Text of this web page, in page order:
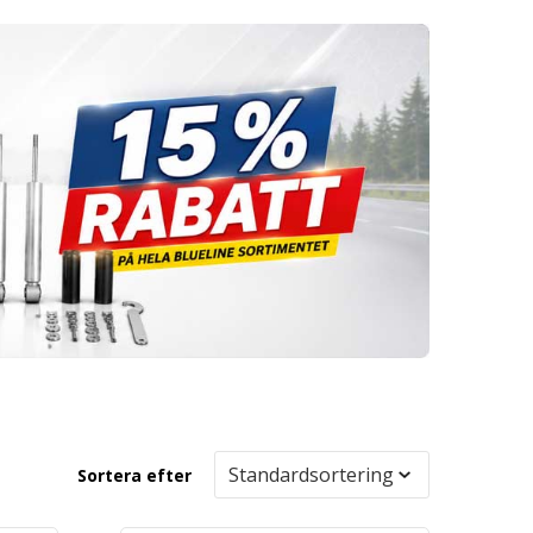
Sortera efter